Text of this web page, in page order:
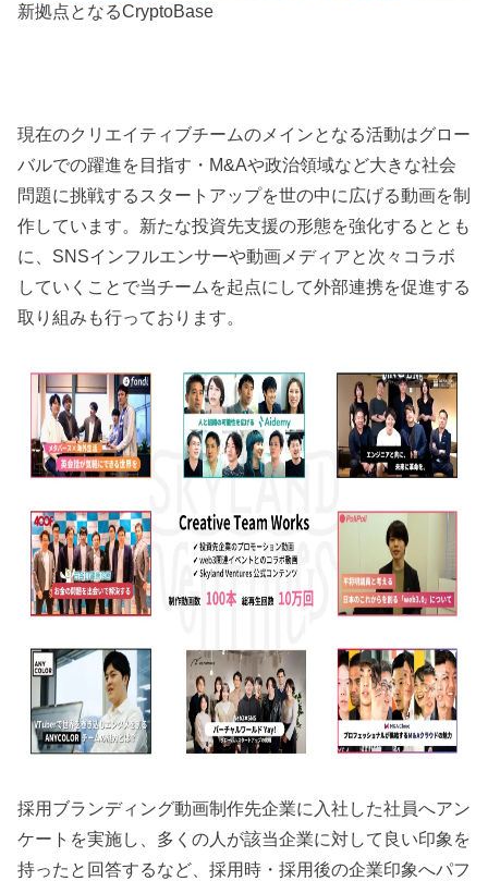
新拠点となるCryptoBase
現在のクリエイティブチームのメインとなる活動はグロー
バルでの躍進を目指す・M&Aや政治領域など大きな社会
問題に挑戦するスタートアップを世の中に広げる動画を制
作しています。新たな投資先支援の形態を強化するととも
に、SNSインフルエンサーや動画メディアと次々コラボ
していくことで当チームを起点にして外部連携を促進する
取り組みも行っております。
採用ブランディング動画制作先企業に入社した社員へアン
ケートを実施し、多くの人が該当企業に対して良い印象を
持ったと回答するなど、採用時・採用後の企業印象へパフ